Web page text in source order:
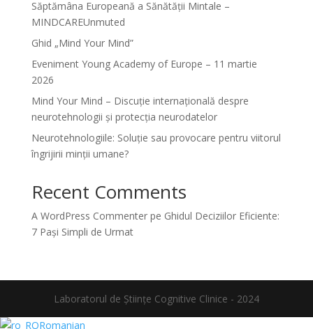
Săptămâna Europeană a Sănătății Mintale –
MINDCAREUnmuted
Ghid „Mind Your Mind”
Eveniment Young Academy of Europe – 11 martie
2026
Mind Your Mind – Discuție internațională despre
neurotehnologii și protecția neurodatelor
Neurotehnologiile: Soluție sau provocare pentru viitorul
îngrijirii minții umane?
Recent Comments
A WordPress Commenterpe Ghidul Deciziilor Eficiente:
7 Pași Simpli de Urmat
Laboratorul de Științe Cognitive Clinice - 2024
Romanian